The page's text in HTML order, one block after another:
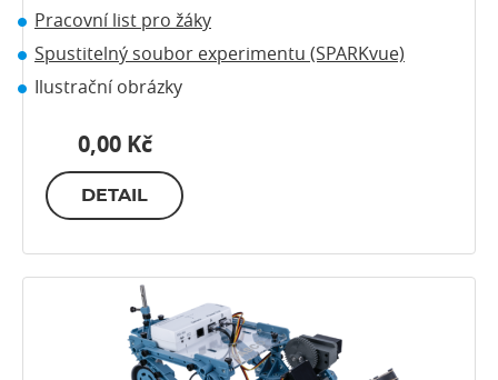
Pracovní list pro žáky
Spustitelný soubor experimentu (SPARKvue)
Ilustrační obrázky
0,00 Kč
DETAIL